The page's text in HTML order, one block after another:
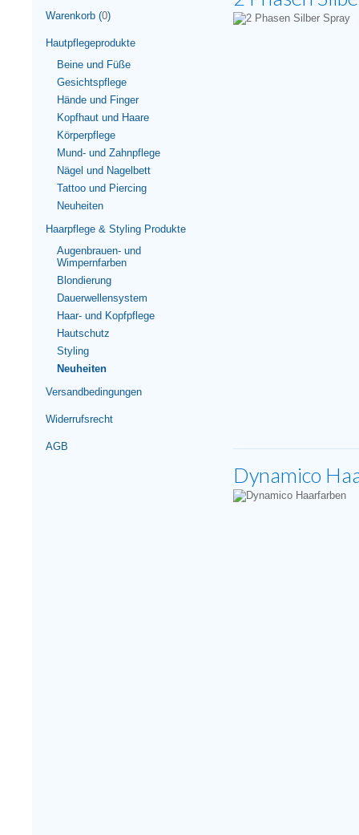
Warenkorb (0)
Hautpflegeprodukte
Beine und Füße
Gesichtspflege
Hände und Finger
Kopfhaut und Haare
Körperpflege
Mund- und Zahnpflege
Nägel und Nagelbett
Tattoo und Piercing
Neuheiten
Haarpflege & Styling Produkte
Augenbrauen- und
Wimpernfarben
Blondierung
Dauerwellensystem
Haar- und Kopfpflege
Hautschutz
Styling
Neuheiten
Versandbedingungen
Widerrufsrecht
AGB
Dynamico